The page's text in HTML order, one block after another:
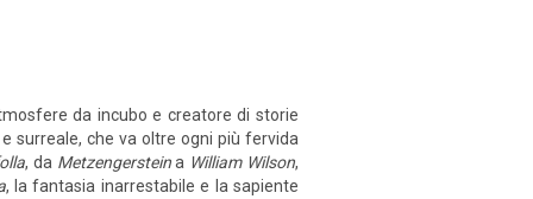
da incubo e creatore di storie
surreale, che va oltre ogni più fervida
, da Metzengersteina William Wilson,
, la fantasia inarrestabile e la sapiente